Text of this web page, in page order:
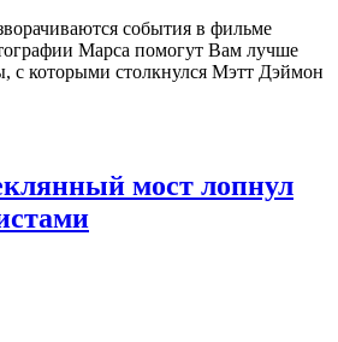
события в фильме
Марса помогут Вам лучше
с которыми столкнулся Мэтт Дэймон
мост лопнул